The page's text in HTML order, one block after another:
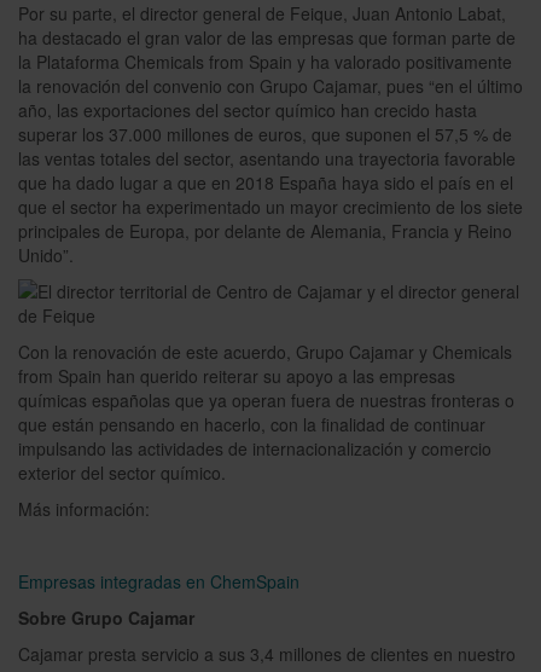
Por su parte, el director general de Feique, Juan Antonio Labat,
ha destacado el gran valor de las empresas que forman parte de
la Plataforma Chemicals from Spain y ha valorado positivamente
la renovación del convenio con Grupo Cajamar, pues “en el último
año, las exportaciones del sector químico han crecido hasta
superar los 37.000 millones de euros, que suponen el 57,5 % de
las ventas totales del sector, asentando una trayectoria favorable
que ha dado lugar a que en 2018 España haya sido el país en el
que el sector ha experimentado un mayor crecimiento de los siete
principales de Europa, por delante de Alemania, Francia y Reino
Unido”.
Con la renovación de este acuerdo, Grupo Cajamar y Chemicals
from Spain han querido reiterar su apoyo a las empresas
químicas españolas que ya operan fuera de nuestras fronteras o
que están pensando en hacerlo, con la finalidad de continuar
impulsando las actividades de internacionalización y comercio
exterior del sector químico.
Más información:
Empresas integradas en ChemSpain
Sobre Grupo Cajamar
Cajamar presta servicio a sus 3,4 millones de clientes en nuestro